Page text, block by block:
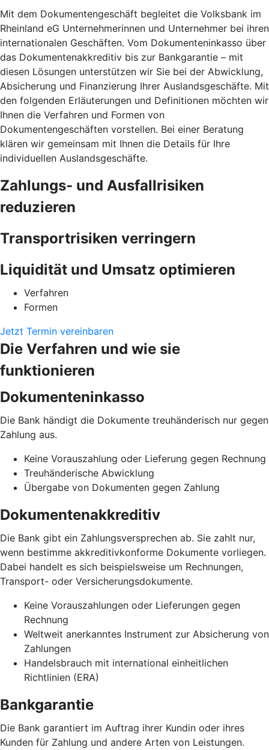
Mit dem Dokumentengeschäft begleitet die Volksbank im
Rheinland eG Unternehmerinnen und Unternehmer bei ihren
internationalen Geschäften. Vom Dokumenteninkasso über
das Dokumentenakkreditiv bis zur Bankgarantie – mit
diesen Lösungen unterstützen wir Sie bei der Abwicklung,
Absicherung und Finanzierung Ihrer Auslandsgeschäfte. Mit
den folgenden Erläuterungen und Definitionen möchten wir
Ihnen die Verfahren und Formen von
Dokumentengeschäften vorstellen. Bei einer Beratung
klären wir gemeinsam mit Ihnen die Details für Ihre
individuellen Auslandsgeschäfte.
Zahlungs- und Ausfallrisiken
reduzieren
Transportrisiken verringern
Liquidität und Umsatz optimieren
Verfahren
Formen
Jetzt Termin vereinbaren
Die Verfahren und wie sie
funktionieren
Dokumenteninkasso
Die Bank händigt die Dokumente treuhänderisch nur gegen
Zahlung aus.
Keine Vorauszahlung oder Lieferung gegen Rechnung
Treuhänderische Abwicklung
Übergabe von Dokumenten gegen Zahlung
Dokumentenakkreditiv
Die Bank gibt ein Zahlungsversprechen ab. Sie zahlt nur,
wenn bestimme akkreditivkonforme Dokumente vorliegen.
Dabei handelt es sich beispielsweise um Rechnungen,
Transport- oder Versicherungsdokumente.
Keine Vorauszahlungen oder Lieferungen gegen
Rechnung
Weltweit anerkanntes Instrument zur Absicherung von
Zahlungen
Handelsbrauch mit international einheitlichen
Richtlinien (ERA)
Bankgarantie
Die Bank garantiert im Auftrag ihrer Kundin oder ihres
Kunden für Zahlung und andere Arten von Leistungen.